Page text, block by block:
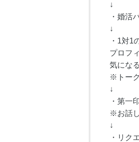
↓
・婚活
↓
・1対1
プロフ
気にな
※トー
↓
・第一
※お話
↓
・リク